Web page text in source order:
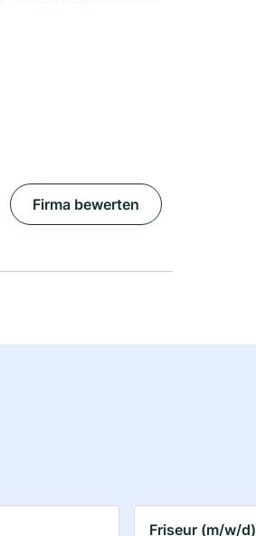
Firma bewerten
Friseur (m/w/d)